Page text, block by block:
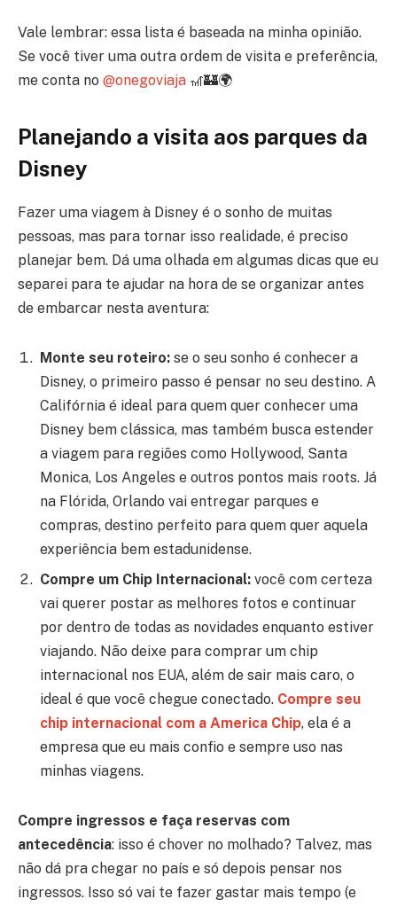
Vale lembrar: essa lista é baseada na minha opinião.
Se você tiver uma outra ordem de visita e preferência,
me conta no @onegoviaja 🎢🏰🌍
Planejando a visita aos parques da
Disney
Fazer uma viagem à Disney é o sonho de muitas
pessoas, mas para tornar isso realidade, é preciso
planejar bem. Dá uma olhada em algumas dicas que eu
separei para te ajudar na hora de se organizar antes
de embarcar nesta aventura:
Monte seu roteiro: se o seu sonho é conhecer a
Disney, o primeiro passo é pensar no seu destino. A
Califórnia é ideal para quem quer conhecer uma
Disney bem clássica, mas também busca estender
a viagem para regiões como Hollywood, Santa
Monica, Los Angeles e outros pontos mais roots. Já
na Flórida, Orlando vai entregar parques e
compras, destino perfeito para quem quer aquela
experiência bem estadunidense.
Compre um Chip Internacional: você com certeza
vai querer postar as melhores fotos e continuar
por dentro de todas as novidades enquanto estiver
viajando. Não deixe para comprar um chip
internacional nos EUA, além de sair mais caro, o
ideal é que você chegue conectado. Compre seu
chip internacional com a America Chip, ela é a
empresa que eu mais confio e sempre uso nas
minhas viagens.
Compre ingressos e faça reservas com
antecedência: isso é chover no molhado? Talvez, mas
não dá pra chegar no país e só depois pensar nos
ingressos. Isso só vai te fazer gastar mais tempo (e